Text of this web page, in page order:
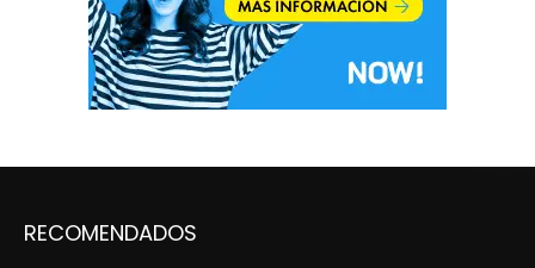
RECOMENDADOS